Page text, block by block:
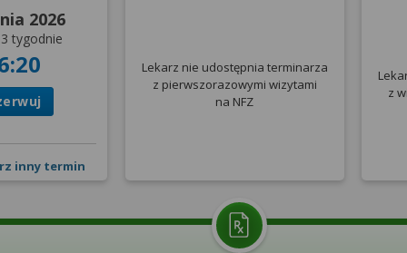
2026
tygodnie
inny termin
Lekarz nie udostępnia terminarza
z pierwszorazowymi wizytami
na NFZ
z